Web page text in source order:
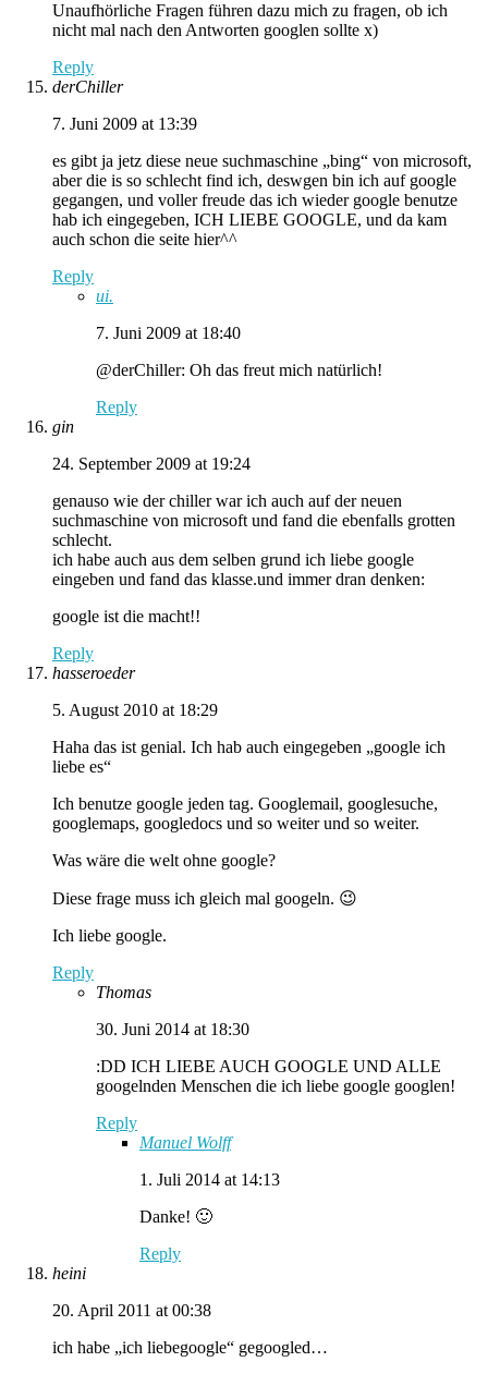
Unaufhörliche Fragen führen dazu mich zu fragen, ob ich
nicht mal nach den Antworten googlen sollte x)
Reply
derChiller
7. Juni 2009 at 13:39
es gibt ja jetz diese neue suchmaschine „bing“ von microsoft,
aber die is so schlecht find ich, deswgen bin ich auf google
gegangen, und voller freude das ich wieder google benutze
hab ich eingegeben, ICH LIEBE GOOGLE, und da kam
auch schon die seite hier^^
Reply
ui.
7. Juni 2009 at 18:40
@derChiller: Oh das freut mich natürlich!
Reply
gin
24. September 2009 at 19:24
genauso wie der chiller war ich auch auf der neuen
suchmaschine von microsoft und fand die ebenfalls grotten
schlecht.
ich habe auch aus dem selben grund ich liebe google
eingeben und fand das klasse.und immer dran denken:
google ist die macht!!
Reply
hasseroeder
5. August 2010 at 18:29
Haha das ist genial. Ich hab auch eingegeben „google ich
liebe es“
Ich benutze google jeden tag. Googlemail, googlesuche,
googlemaps, googledocs und so weiter und so weiter.
Was wäre die welt ohne google?
Diese frage muss ich gleich mal googeln. 😉
Ich liebe google.
Reply
Thomas
30. Juni 2014 at 18:30
:DD ICH LIEBE AUCH GOOGLE UND ALLE
googelnden Menschen die ich liebe google googlen!
Reply
Manuel Wolff
1. Juli 2014 at 14:13
Danke! 🙂
Reply
heini
20. April 2011 at 00:38
ich habe „ich liebegoogle“ gegoogled…